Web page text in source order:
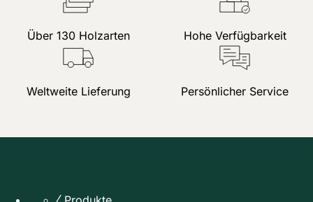
Über 130 Holzarten Hohe Verfügbarkeit
Weltweite Lieferung Persönlicher Service